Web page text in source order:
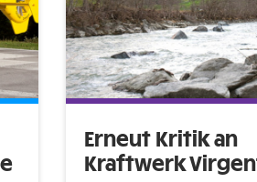
Erneut Kritik an
Kraftwerk